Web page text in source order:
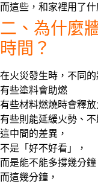
而這些，和家裡用了什
二、為什麼
時間？
在火災發生時，不同
有些塗料會助燃
有些材料燃燒時會釋放
有些則能延緩火勢、
這中間的差異，
不是「好不好看」，
而是能不能多撐幾分鐘
而這幾分鐘，